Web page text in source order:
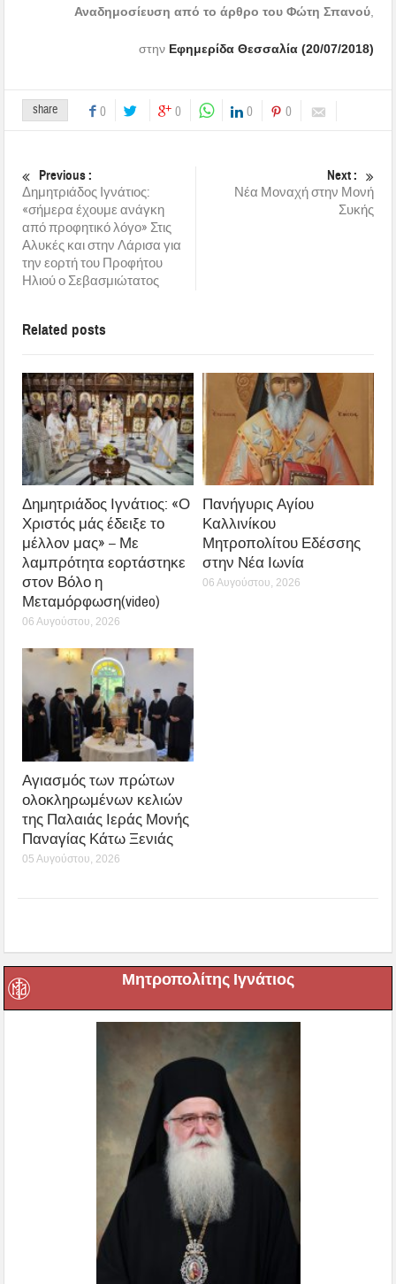
Αναδημοσίευση από το άρθρο του Φώτη Σπανού,
στηνΕφημερίδα Θεσσαλία (20/07/2018)
share 0 0 0 0
Previous :
Δημητριάδος Ιγνάτιος:
«σήμερα έχουμε ανάγκη
από προφητικό λόγο» Στις
Αλυκές και στην Λάρισα για
την εορτή του Προφήτου
Ηλιού ο Σεβασμιώτατος
Next :
Νέα Μοναχή στην Μονή
Συκής
Related posts
Δημητριάδος Ιγνάτιος: «Ο
Χριστός μάς έδειξε το
μέλλον μας» – Με
λαμπρότητα εορτάστηκε
στον Βόλο η
Μεταμόρφωση(video)
06 Αυγούστου, 2026
Πανήγυρις Αγίου
Καλλινίκου
Μητροπολίτου Εδέσσης
στην Νέα Ιωνία
06 Αυγούστου, 2026
Αγιασμός των πρώτων
ολοκληρωμένων κελιών
της Παλαιάς Ιεράς Μονής
Παναγίας Κάτω Ξενιάς
05 Αυγούστου, 2026
Μητροπολίτης Ιγνάτιος